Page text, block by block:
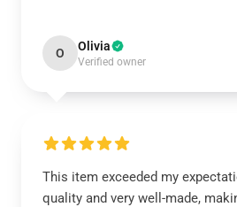
O Olivia
Verified owner
This item exceeded my
quality and very well-made,